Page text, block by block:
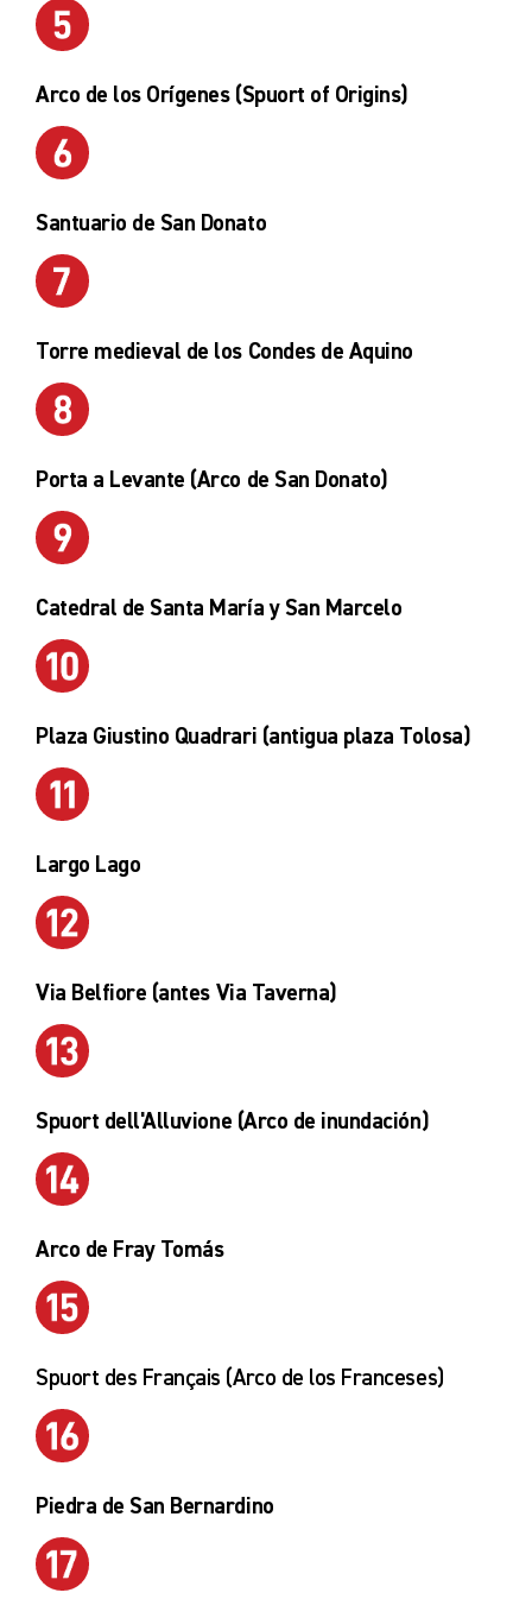
Arco de los Orígenes (Spuort of Origins)
Santuario de San Donato
Torre medieval de los Condes de Aquino
Porta a Levante (Arco de San Donato)
Catedral de Santa María y San Marcelo
Plaza Giustino Quadrari (antigua plaza Tolosa)
Largo Lago
Via Belfiore (antes Via Taverna)
Spuort dell'Alluvione (Arco de inundación)
Arco de Fray Tomás
Spuort des Français (Arco de los Franceses)
Piedra de San Bernardino